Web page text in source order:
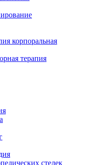
корпоральная
терапия
стелек